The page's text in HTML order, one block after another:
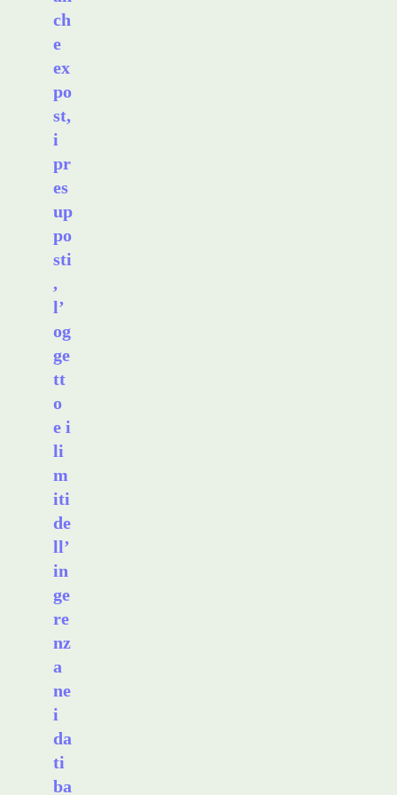
ch
e
ex
po
st,
i
pr
es
up
po
sti
,
l’
og
ge
tt
o
e i
li
m
iti
de
ll’
in
ge
re
nz
a
ne
i
da
ti
ba